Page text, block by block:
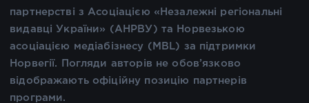
партнерстві з Асоціацією «Незалежні регіональні
видавці України» (АНРВУ) та Норвезькою
асоціацією медіабізнесу (MBL) за підтримки
Норвегії. Погляди авторів не обов’язково
відображають офіційну позицію партнерів
програми.